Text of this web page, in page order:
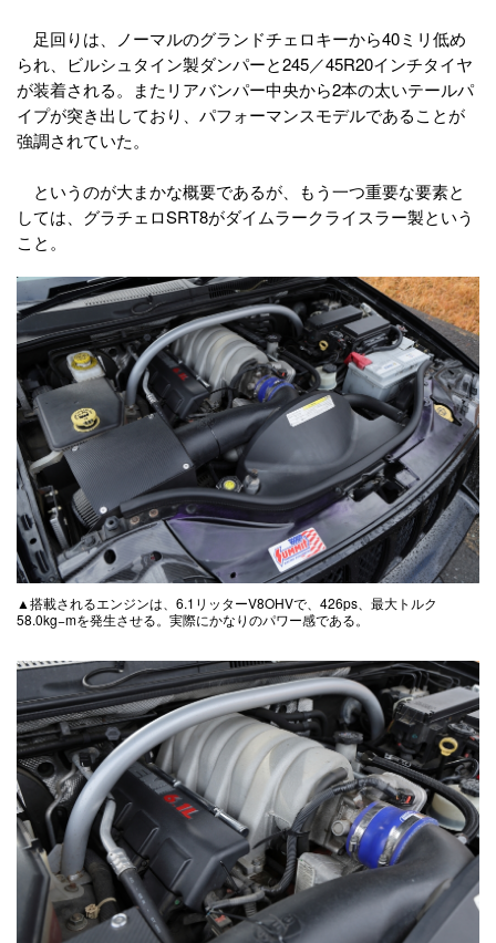
足回りは、ノーマルのグランドチェロキーから40ミリ低め
られ、ビルシュタイン製ダンパーと245／45R20インチタイヤ
が装着される。またリアバンパー中央から2本の太いテールパ
イプが突き出しており、パフォーマンスモデルであることが
強調されていた。
というのが大まかな概要であるが、もう一つ重要な要素と
しては、グラチェロSRT8がダイムラークライスラー製という
こと。
▲搭載されるエンジンは、6.1リッターV8OHVで、426ps、最大トルク
58.0kg−mを発生させる。実際にかなりのパワー感である。